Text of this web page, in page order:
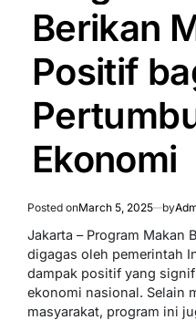
Berikan
Positif
Ekonomi
Posted onMarch 5, 2025 by
Jakarta – Program Makan
digagas oleh pemerintah
dampak positif yang
ekonomi nasional. Selain
masyarakat, program ini